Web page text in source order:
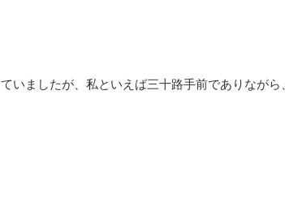
いましたが、私といえば三十路手前でありながら